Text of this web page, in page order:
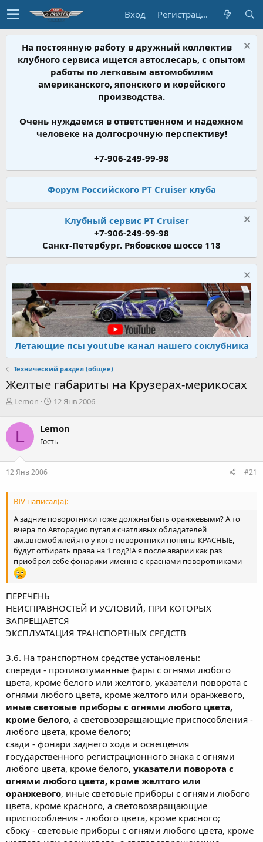
Вход Регистрация
На постоянную работу в дружный коллектив
клубного сервиса ищется автослесарь, с опытом
работы по легковым автомобилям
американского, японского и корейского
производства.
Очень нуждаемся в ответственном и надежном
человеке на долгосрочную перспективу!
+7-906-249-99-98
Форум Российского PT Cruiser клуба
Клубный сервис PT Cruiser
+7-906-249-99-98
Санкт-Петербург. Рябовское шоссе 118
Летающие псы youtube канал нашего соклубника
Технический раздел (общее)
Желтые габариты на Крузерах-мерикосах
А
т
о
р
т
е
м
Lemon
Д
а
н
ч
12 Янв 2006
L Lemon
Гость
12 Янв 2006 #21
BIV написал(а):
А задние поворотники тоже должны быть оранжевыми? А то
вчера по Авторадио пугали счатливых обладателей
ам.автомобилей,что у кого поворотники попины КРАСНЫЕ,
будут отбирать права на 1 год?!А я после аварии как раз
приобрел себе фонарики именно с краснами поворотниками
ПЕРЕЧЕНЬ
НЕИСПРАВНОСТЕЙ И УСЛОВИЙ, ПРИ КОТОРЫХ
ЗАПРЕЩАЕТСЯ
ЭКСПЛУАТАЦИЯ ТРАНСПОРТНЫХ СРЕДСТВ
3.6. На транспортном средстве установлены:
спереди - противотуманные фары с огнями любого
цвета, кроме белого или желтого, указатели поворота с
огнями любого цвета, кроме желтого или оранжевого,
иные световые приборы с огнями любого цвета,
кроме белого, а световозвращающие приспособления -
любого цвета, кроме белого;
сзади - фонари заднего хода и освещения
государственного регистрационного знака с огнями
любого цвета, кроме белого, указатели поворота с
огнями любого цвета, кроме желтого или
оранжевого, иные световые приборы с огнями любого
цвета, кроме красного, а световозвращающие
приспособления - любого цвета, кроме красного;
сбоку - световые приборы с огнями любого цвета, кроме